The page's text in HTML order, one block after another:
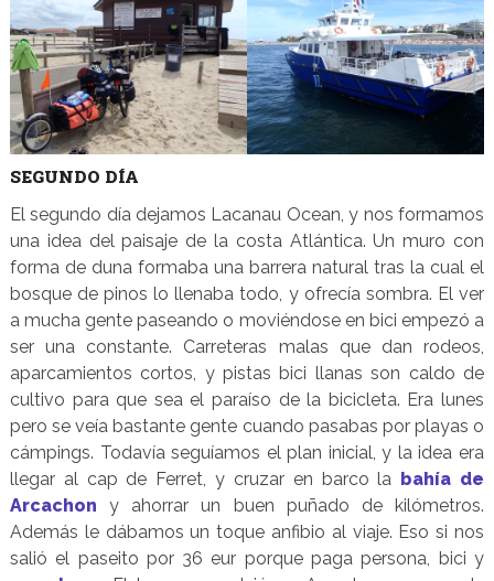
SEGUNDO DÍA
El segundo día dejamos Lacanau Ocean, y nos formamos
una idea del paisaje de la costa Atlántica. Un muro con
forma de duna formaba una barrera natural tras la cual el
bosque de pinos lo llenaba todo, y ofrecía sombra. El ver
a mucha gente paseando o moviéndose en bici empezó a
ser una constante. Carreteras malas que dan rodeos,
aparcamientos cortos, y pistas bici llanas son caldo de
cultivo para que sea el paraíso de la bicicleta. Era lunes
pero se veía bastante gente cuando pasabas por playas o
cámpings. Todavía seguíamos el plan inicial, y la idea era
llegar al cap de Ferret, y cruzar en barco la bahía de
Arcachon y ahorrar un buen puñado de kilómetros.
Además le dábamos un toque anfibio al viaje. Eso si nos
salió el paseito por 36 eur porque paga persona, bici y